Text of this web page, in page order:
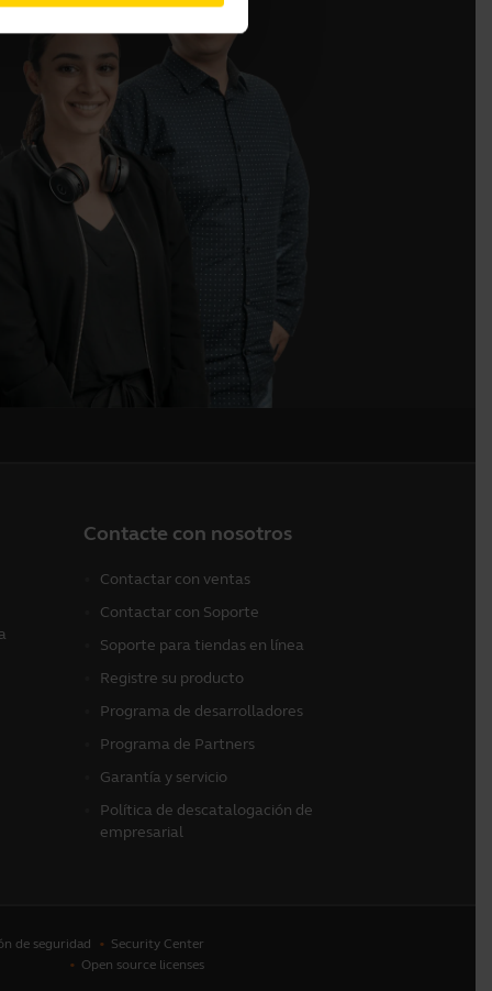
Contacte con nosotros
Contactar con ventas
Contactar con Soporte
Soporte para tiendas en línea
Registre su producto
Programa de desarrolladores
Programa de Partners
Garantía y servicio
Política de descatalogación de
empresarial
de seguridad
Security Center
Open source licenses